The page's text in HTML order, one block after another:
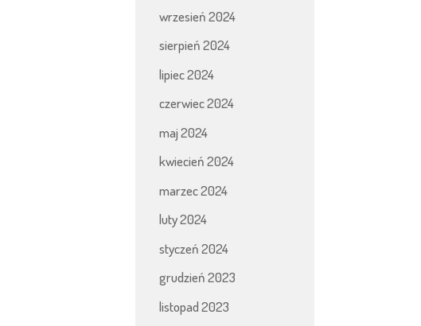
wrzesień 2024
sierpień 2024
lipiec 2024
czerwiec 2024
maj 2024
kwiecień 2024
marzec 2024
luty 2024
styczeń 2024
grudzień 2023
listopad 2023